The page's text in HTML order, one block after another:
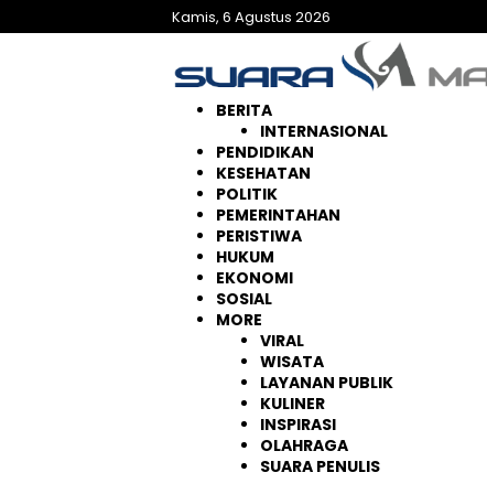
ke
Kamis, 6 Agustus 2026
BERITA
INTERNASIONAL
PENDIDIKAN
KESEHATAN
POLITIK
PEMERINTAHAN
PERISTIWA
HUKUM
EKONOMI
SOSIAL
MORE
VIRAL
WISATA
LAYANAN PUBLIK
KULINER
INSPIRASI
OLAHRAGA
SUARA PENULIS